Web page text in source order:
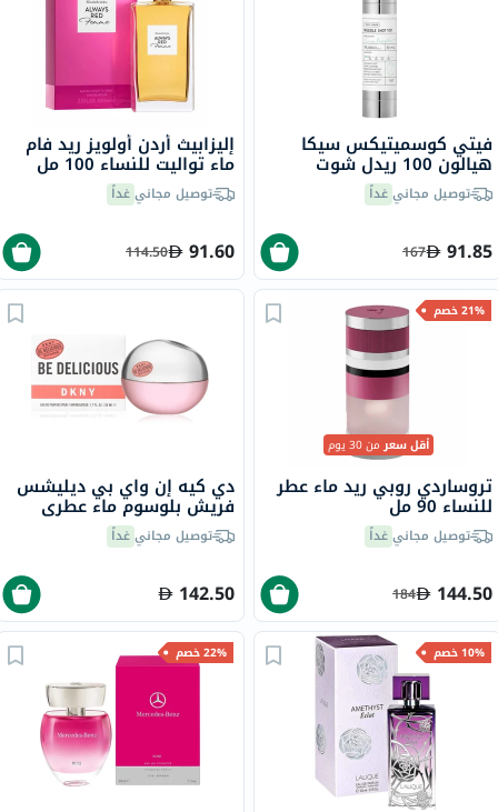
فيتي كوسميتيكس سيكا
هيالون 100 ريدل شوت
سيروم للوجه 50 مل
توصيل مجانيغداً
91.85
167
إليزابيث أردن أولويز ريد فام
ماء تواليت للنساء 100 مل
توصيل مجانيغداً
91.60
114.50
21% خصم
أقل سعرمن 30 يوم
تروساردي روبي ريد ماء عطر
للنساء 90 مل
توصيل مجانيغداً
144.50
184
دي كيه إن واي بي ديليشس
فريش بلوسوم ماء عطري
للنساء - عطر زهري 100 مل
توصيل مجانيغداً
142.50
10% خصم 22% خصم